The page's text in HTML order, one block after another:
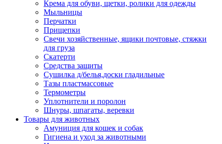
Крема для обуви, щетки, ролики для одежды
Мыльницы
Перчатки
Прищепки
Свечи хозяйственные, ящики почтовые, стяжки
для груза
Скатерти
Средства защиты
Сушилка д/белья,доски гладильные
Тазы пластмассовые
Термометры
Уплотнители и поролон
Шнуры, шпагаты, веревки
Товары для животных
Амуниция для кошек и собак
Гигиена и уход за животными